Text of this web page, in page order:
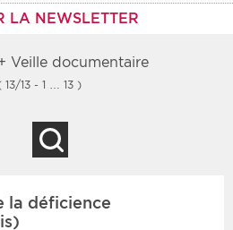
LA NEWSLETTER
Type d'information
Rendez-vous
Veille documentaire
13/13 - 1 … 13 )
la déficience